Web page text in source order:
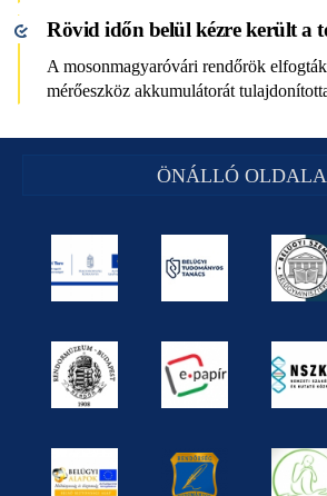
Rövid időn belül kézre került a
A mosonmagyaróvári rendőrök
mérőeszköz akkumulátorát
ÖNÁLLÓ